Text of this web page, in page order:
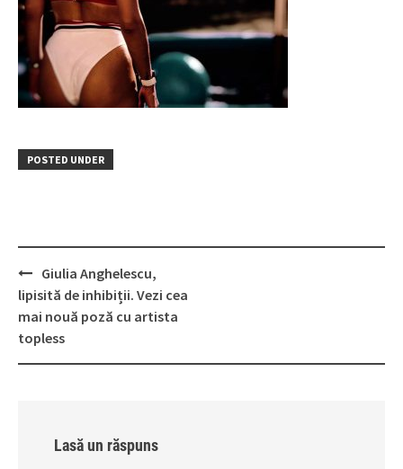
POSTED UNDER
Post
navigation
Giulia Anghelescu,
lipisită de inhibiții. Vezi cea
mai nouă poză cu artista
topless
Lasă un răspuns